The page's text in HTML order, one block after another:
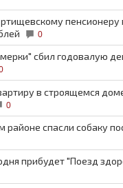
пенсионеру
0
сбил годовалую
в строящемся
0
районе спасли собаку
прибудет "Поезд